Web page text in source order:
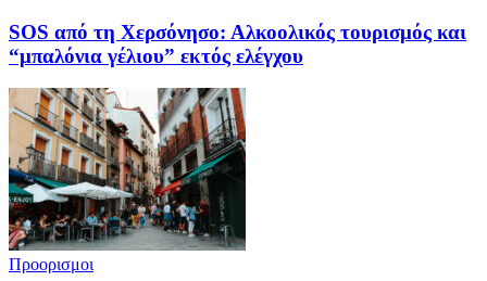
SOS από τη Χερσόνησο: Αλκοολικός τουρισμός και
“μπαλόνια γέλιου” εκτός ελέγχου
Προορισμοι